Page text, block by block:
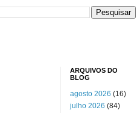
ARQUIVOS DO
BLOG
agosto 2026 (16)
julho 2026 (84)